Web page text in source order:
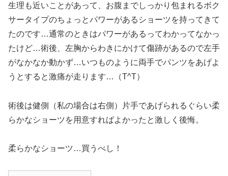
生理も近いことがあって、お腹までしっかり包まれるボク
サータイプのちょっとパワーがあるショーツを持ってきて
たのです…通常のときはパワーがあるってわかってなかっ
たけど…術後、左胸からわきにかけて傷跡があるので左手
がなかなか動かず…いつものように両手でパンツをあげよ
うとすると激痛が走ります…（T^T）
術後は健側（私の場合は右側）片手であげられるぐらい柔
らかなショーツを用意すればよかったと激しく後悔。
柔らかなショーツ…買うべし！